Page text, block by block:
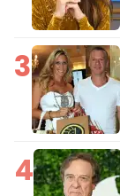
3
4